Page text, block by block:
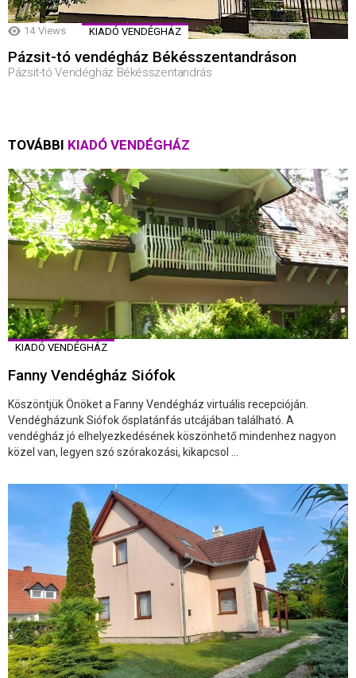
14 Views KIADÓ VENDÉGHÁZ
Pázsit-tó vendégház Békésszentandráson
Pázsit-tó Vendégház Békésszentandrás
TOVÁBBI KIADÓ VENDÉGHÁZ
KIADÓ VENDÉGHÁZ
Fanny Vendégház Siófok
Köszöntjük Önöket a Fanny Vendégház virtuális recepcióján.
Vendégházunk Siófok ősplatánfás utcájában található. A
vendégház jó elhelyezkedésének köszönhető mindenhez nagyon
közel van, legyen szó szórakozási, kikapcsol ...